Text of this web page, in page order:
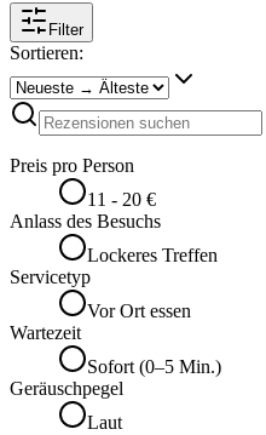
Filter
Sortieren:
Preis pro Person
11 - 20 €
Anlass des Besuchs
Lockeres Treffen
Servicetyp
Vor Ort essen
Wartezeit
Sofort (0–5 Min.)
Geräuschpegel
Laut